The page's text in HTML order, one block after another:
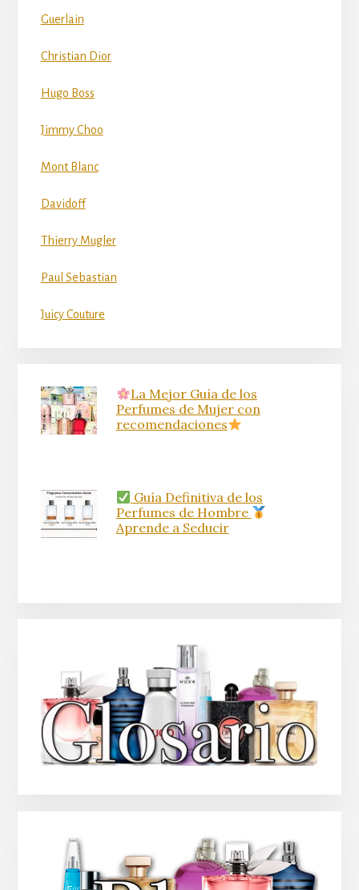
Guerlain
Christian Dior
Hugo Boss
Jimmy Choo
Mont Blanc
Davidoff
Thierry Mugler
Paul Sebastian
Juicy Couture
La Mejor Guía de los
Perfumes de Mujer con
recomendaciones
Guía Definitiva de los
Perfumes de Hombre
Aprende a Seducir